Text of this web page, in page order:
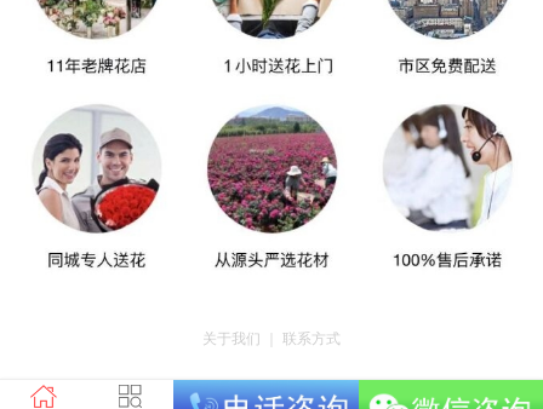
关于我们 联系方式
版权所有：荣昌区昌州街道爱神鲜花店 地址：重庆市荣昌区昌州街道迎宾大道
南段3号35幢4-20 电话：tel023-46761716